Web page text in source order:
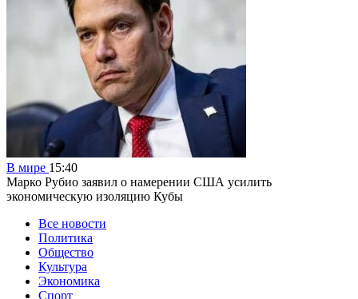
В мире 15:40
Марко Рубио заявил о намерении США усилить
экономическую изоляцию Кубы
Все новости
Политика
Общество
Культура
Экономика
Спорт